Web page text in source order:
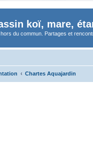
koï, mare,
du commun. Partages et
Chartes Aquajardin